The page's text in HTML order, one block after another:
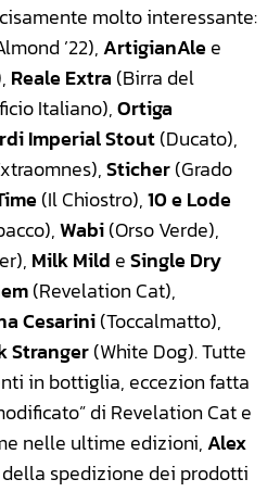
molto interessante:
’22),ArtigianAlee
Reale Extra (Birra del
Italiano),Ortiga
Imperial Stout(Ducato),
Sticher(Grado
(Il Chiostro),10 e Lode
Wabi(Orso Verde),
Milk Mild eSingle Dry
(Revelation Cat),
Cesarini(Toccalmatto),
Stranger(White Dog). Tutte
in bottiglia, eccezion fatta
di Revelation Cat e
nelle ultime edizioni,Alex
spedizione dei prodotti